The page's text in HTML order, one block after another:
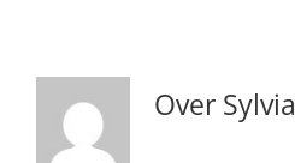
Over Sylvia